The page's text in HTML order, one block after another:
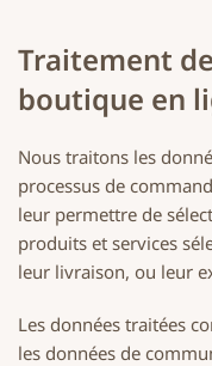
Traitement
boutique en
Nous traitons les
processus de
leur permettre de
produits et services
leur livraison, ou leur
Les données traitées
les données de